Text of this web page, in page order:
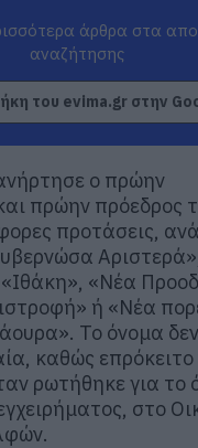
άρθρα στα
αναζήτησης
του evima.gr στην
ο πρώην
πρώην πρόεδρος
προτάσεις,
«Νέα
ή «Νέα
Το όνομα δεν
καθώς επρόκειτο
ρωτήθηκε για το
στο